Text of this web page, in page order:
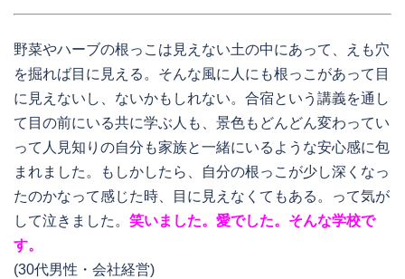
野菜やハーブの根っこは見えない土の中にあって、えも穴
を掘れば目に見える。そんな風に人にも根っこがあって目
に見えないし、ないかもしれない。合宿という講義を通し
て目の前にいる共に学ぶ人も、景色もどんどん変わってい
って人見知りの自分も家族と一緒にいるような安心感に包
まれました。もしかしたら、自分の根っこが少し深くなっ
たのかなって感じた時、目に見えなくてもある。って気が
して泣きました。 笑いました。愛でした。そんな学校で
す。
(30代男性・会社経営)